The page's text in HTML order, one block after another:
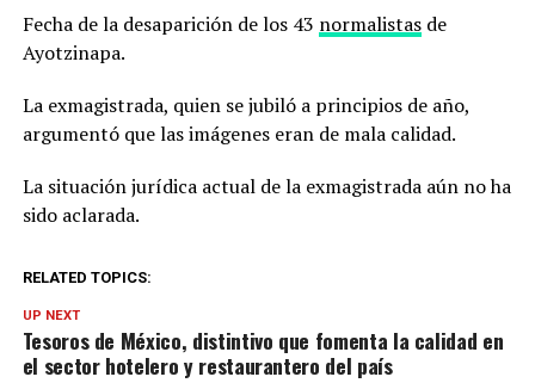
Fecha de la desaparición de los 43 normalistasde
Ayotzinapa.
La exmagistrada, quien se jubiló a principios de año,
argumentó que las imágenes eran de mala calidad.
La situación jurídica actual de la exmagistrada aún no ha
sido aclarada.
RELATED TOPICS:
UP NEXT
Tesoros de México, distintivo que fomenta la calidad en
el sector hotelero y restaurantero del país